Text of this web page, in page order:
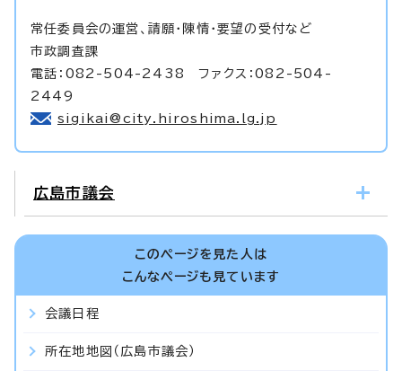
常任委員会の運営、請願・陳情・要望の受付など
市政調査課
電話：082-504-2438 ファクス：082-504-
2449
sigikai@city.hiroshima.lg.jp
広島市議会
このページを見た人は
こんなページも見ています
会議日程
所在地地図（広島市議会）